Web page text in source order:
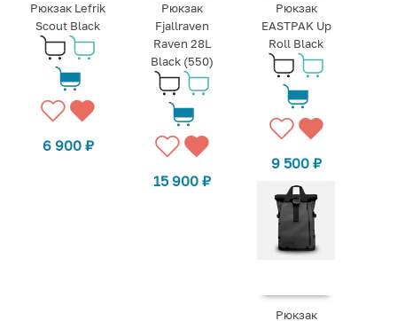
Рюкзак Lefrik
Scout Black
6 900 ₽
Рюкзак
Fjallraven
Raven 28L
Black (550)
15 900 ₽
Рюкзак
EASTPAK Up
Roll Black
9 500 ₽
Рюкзак